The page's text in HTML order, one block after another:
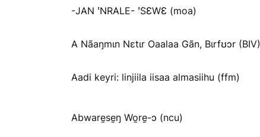
-JAN ꞌNRALE- ꞌSƐWƐ (moa)
A Nãaŋmɩn Nɛtɩr Oaalaa Gãn, Bɩrfʊɔr (BIV)
Aadi keyri: linjiila iisaa almasiihu (ffm)
Abware̱se̱ŋ Wo̱re̱-ɔ (ncu)